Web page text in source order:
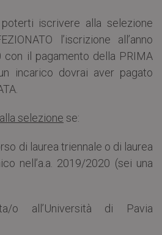
iscrivere alla selezione
l’iscrizione all’anno
il pagamento della PRIMA
incarico dovrai aver pagato
selezione se:
di laurea triennale o di laurea
nell’a.a. 2019/2020 (sei una
all’Università di Pavia